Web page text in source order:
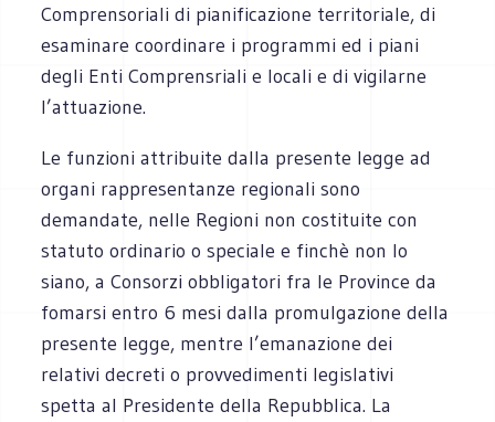
Comprensoriali di pianificazione territoriale, di
esaminare coordinare i programmi ed i piani
degli Enti Comprensriali e locali e di vigilarne
l’attuazione.
Le funzioni attribuite dalla presente legge ad
organi rappresentanze regionali sono
demandate, nelle Regioni non costituite con
statuto ordinario o speciale e finchè non lo
siano, a Consorzi obbligatori fra le Province da
fomarsi entro 6 mesi dalla promulgazione della
presente legge, mentre l’emanazione dei
relativi decreti o provvedimenti legislativi
spetta al Presidente della Repubblica. La